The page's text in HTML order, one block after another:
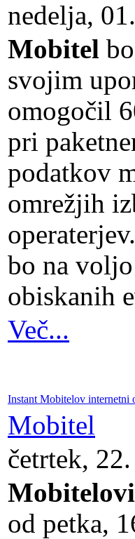
nedelja,
Mobitel
svojim
omogočil
pri
podatkov
omrežjih
bo na
obiskanih
Več...
Instant Mobitelov internetni
Mobitel
četrtek,
Mobitelovi
od petka,